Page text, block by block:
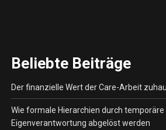
Beliebte Beiträge
Der finanzielle Wert der Care-Arbeit
Wie formale Hierarchien durch temporäre
Eigenverantwortung abgelöst werden